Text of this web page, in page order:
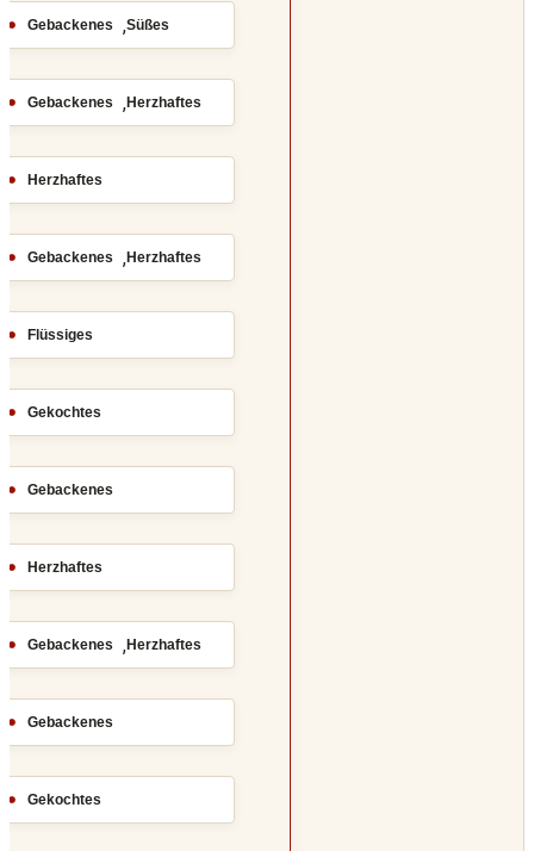
Gebackenes ,Süßes
Gebackenes ,Herzhaftes
Herzhaftes
Gebackenes ,Herzhaftes
Flüssiges
Gekochtes
Gebackenes
Herzhaftes
Gebackenes ,Herzhaftes
Gebackenes
Gekochtes